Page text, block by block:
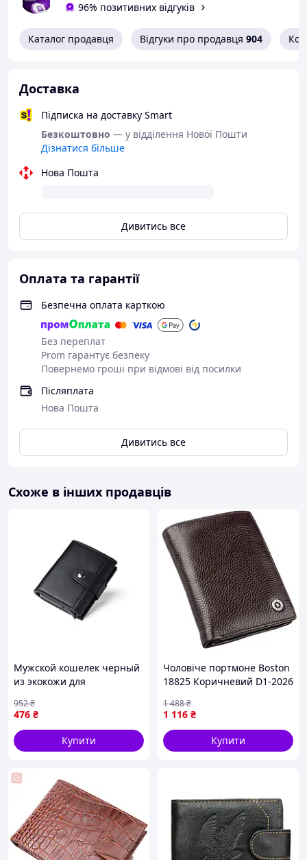
96% позитивних відгуків
Каталог продавця Відгуки про продавця 904
Доставка
Підписка на доставку Smart
Безкоштовно — у відділення Нової Пошти
Дізнатися більше
Нова Пошта
Дивитись все
Оплата та гарантії
Безпечна оплата карткою
Без переплат
Prom гарантує безпеку
Повернемо гроші при відмові від посилки
Післяплата
Нова Пошта
Дивитись все
Схоже в інших продавців
Мужской кошелек черный
из экокожи для
использования с
ортопедическими
свойствами
476 ₴
952₴
Купити
Чоловіче портмоне Boston
18825 Коричневий D1-2026
1 116 ₴
1 488₴
Купити